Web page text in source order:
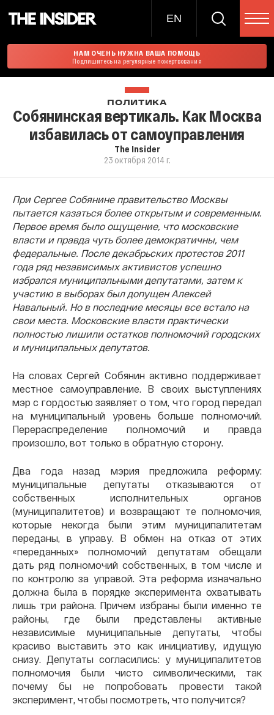
EN
НАМ ОЧЕНЬ НУЖНА ВАША ПОМОЩЬ
Подпишитесь на регулярные пожертвования
ПОЛИТИКА
Собянинская вертикаль. Как Москва
избавилась от самоуправления
The Insider
23 октября 2014 г.
При Сергее Собянине правительство Москвы
пытается казаться более открытым и современным.
Первое время было ощущение, что московские
власти и правда чуть более демократичны, чем
федеральные. После декабрьских протестов 2011
года ряд независимых активистов успешно
избрался муниципальными депутатами, затем к
участию в выборах был допущен Алексей
Навальный. Но в последние месяцы все встало на
свои места. Московские власти практически
полностью лишили остатков полномочий городских
и муниципальных депутатов.
На словах Сергей Собянин активно поддерживает
местное самоуправление. В своих выступлениях
мэр с гордостью заявляет о том, что город передал
на муниципальный уровень больше полномочий.
Перераспределение полномочий и правда
произошло, вот только в обратную сторону.
Два года назад мэрия предложила реформу:
муниципальные депутаты отказываются от
собственных исполнительных органов
(муниципалитетов) и возвращают те полномочия,
которые некогда были этим муниципалитетам
переданы, в управу. В обмен на отказ от этих
«переданных» полномочий депутатам обещали
дать ряд полномочий собственных, в том числе и
по контролю за управой. Эта реформа изначально
должна была в порядке эксперимента охватывать
лишь три района. Причем избраны были именно те
районы, где были представлены активные
независимые муниципальные депутаты, чтобы
красиво выставить это как инициативу, идущую
снизу. Депутаты согласились: у муниципалитетов
полномочия были чисто символическими, так
почему бы не попробовать провести такой
эксперимент, чтобы посмотреть, что получится?